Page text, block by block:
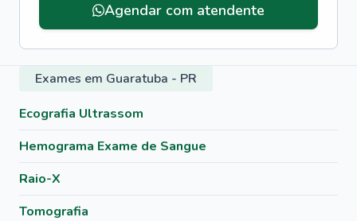
Agendar com atendente
Exames em Guaratuba - PR
Ecografia Ultrassom
Hemograma Exame de Sangue
Raio-X
Tomografia